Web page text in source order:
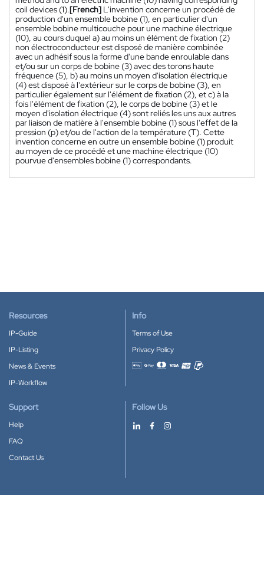
coil devices (1).[French] L'invention concerne un procédé de
production d'un ensemble bobine (1), en particulier d'un
ensemble bobine multicouche pour une machine électrique
(10), au cours duquel a) au moins un élément de fixation (2)
non électroconducteur est disposé de manière combinée
avec un adhésif sous la forme d'une bande enroulable dans
et/ou sur un corps de bobine (3) avec des torons haute
fréquence (5), b) au moins un moyen d'isolation électrique
(4) est disposé à l'extérieur sur le corps de bobine (3), en
particulier également sur l'élément de fixation (2), et c) à la
fois l'élément de fixation (2), le corps de bobine (3) et le
moyen d'isolation électrique (4) sont reliés les uns aux autres
par liaison de matière à l'ensemble bobine (1) sous l'effet de la
pression (p) et/ou de l'action de la température (T). Cette
invention concerne en outre un ensemble bobine (1) produit
au moyen de ce procédé et une machine électrique (10)
pourvue d'ensembles bobine (1) correspondants.
Resources
IP-Guide
IP-Listing
News & Events
IP-Workflow
Info
Terms of Use
Privacy Policy
Accepted payment methods
Support
Help
FAQ
Contact Us
Follow Us